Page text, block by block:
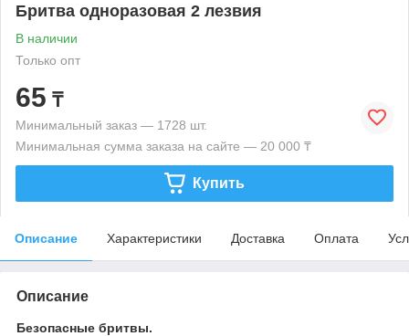
Бритва одноразовая 2 лезвия
В наличии
Только опт
65 ₸
Минимальный заказ — 1728 шт.
Минимальная сумма заказа на сайте — 20 000 ₸
Купить
Описание Характеристики Доставка Оплата
Описание
Безопасные бритвы.